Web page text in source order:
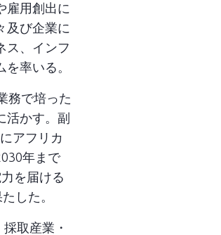
雇用創出に
及び企業に
ス、インフ
率いる。
務で培った
活かす。副
アフリカ
年まで
を届ける
した。
取産業・